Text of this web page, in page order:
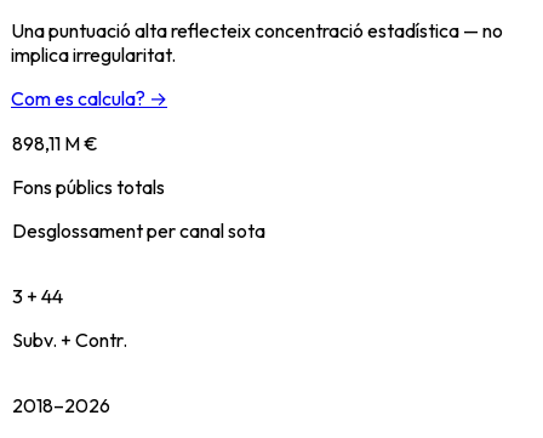
Una puntuació alta reflecteix concentració estadística — no
implica irregularitat.
Com es calcula? →
898,11 M €
Fons públics totals
Desglossament per canal sota
3 + 44
Subv. + Contr.
2018–2026